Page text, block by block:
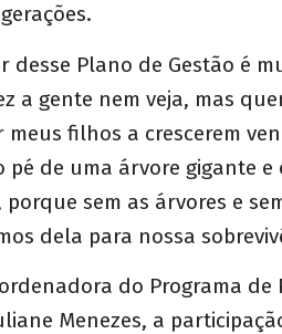
desse Plano de Gestão é
a gente nem veja, mas
meus filhos a crescerem
pé de uma árvore gigante
porque sem as árvores e
dela para nossa
do Programa de
Menezes, a